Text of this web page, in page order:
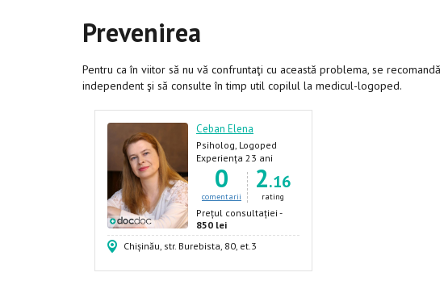
Prevenirea
Pentru ca în viitor să nu vă confruntaţi cu această problema, se
independent şi să consulte în timp util copilul la medicul-logoped.
Ceban Elena
Psiholog, Logoped
Experiența 23 ani
0
comentarii
2.16
rating
Prețul consultației -
850 lei
Chișinău, str. Burebista, 80, et.3